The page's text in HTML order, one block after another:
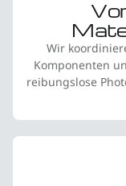
Wir
Komponenten
reibungslose